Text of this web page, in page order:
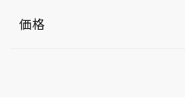
価格